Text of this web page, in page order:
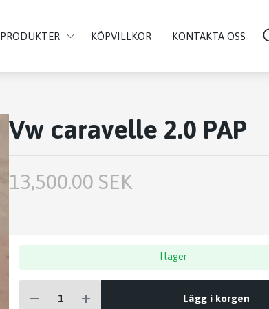
PRODUKTER KÖPVILLKOR KONTAKTA OSS
Vw caravelle 2.0 PAP
13,500.00 SEK
I lager
Lägg i korgen